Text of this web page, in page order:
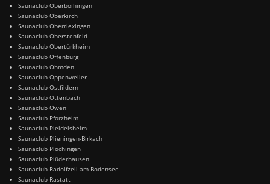
Saunaclub Oberboihingen
Saunaclub Oberkirch
Saunaclub Oberriexingen
Saunaclub Oberstenfeld
Saunaclub Obertürkheim
Saunaclub Offenburg
Saunaclub Ohmden
Saunaclub Oppenweiler
Saunaclub Ostfildern
Saunaclub Ottenbach
Saunaclub Owen
Saunaclub Pforzheim
Saunaclub Pleidelsheim
Saunaclub Plieningen-Birkach
Saunaclub Plochingen
Saunaclub Plüderhausen
Saunaclub Radolfzell am Bodensee
Saunaclub Rastatt